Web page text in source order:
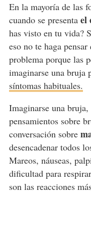
En la mayoría de las
cuando se presentael
has visto en tu vida?
eso no te haga
problema porque las
imaginarse una bruja
síntomas habituales.
Imaginarse una
pensamientos sobre
conversación sobre
desencadenar todos
Mareos, náuseas,
dificultad para
son las reacciones